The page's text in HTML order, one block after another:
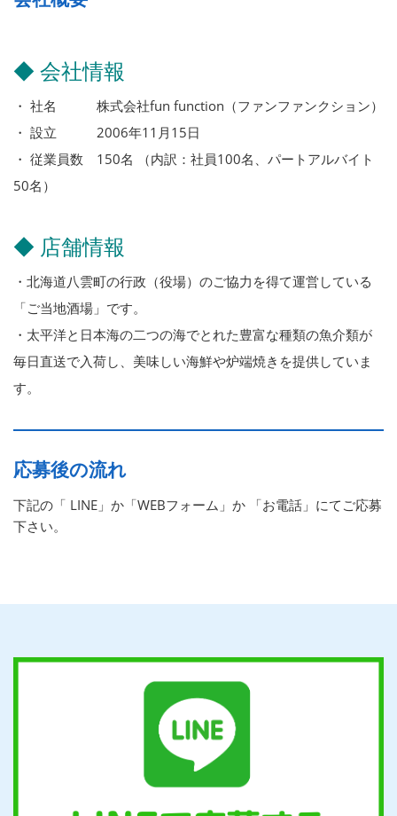
◆ 会社情報
・ 社名 株式会社fun function（ファンファンクション）
・ 設立 2006年11月15日
・ 従業員数 150名 （内訳：社員100名、パートアルバイト
50名）
◆ 店舗情報
・北海道八雲町の行政（役場）のご協力を得て運営している
「ご当地酒場」です。
・太平洋と日本海の二つの海でとれた豊富な種類の魚介類が
毎日直送で入荷し、美味しい海鮮や炉端焼きを提供していま
す。
応募後の流れ
下記の「 LINE」か「WEBフォーム」か 「お電話」にてご応募
下さい。